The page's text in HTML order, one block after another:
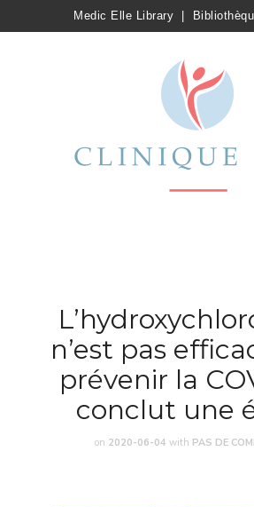
Medic Elle Library
n’est pas
prévenir la
conclut une
on 2020-06-04 with PAS DE